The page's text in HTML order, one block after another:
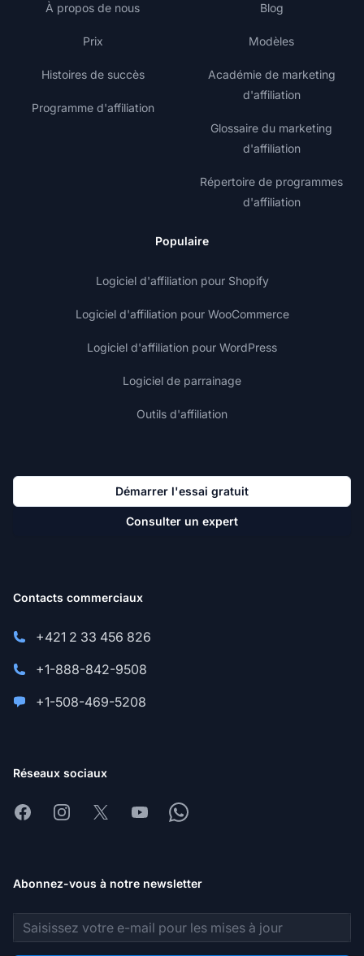
À propos de nous
Prix
Histoires de succès
Programme d'affiliation
Blog
Modèles
Académie de marketing
d'affiliation
Glossaire du marketing
d'affiliation
Répertoire de programmes
d'affiliation
Populaire
Logiciel d'affiliation pour Shopify
Logiciel d'affiliation pour WooCommerce
Logiciel d'affiliation pour WordPress
Logiciel de parrainage
Outils d'affiliation
Démarrer l'essai gratuit
Consulter un expert
Contacts commerciaux
+421 2 33 456 826
+1-888-842-9508
+1-508-469-5208
Réseaux sociaux
FacebookInstagram
X YoutubeWhatsapp
Abonnez-vous à notre newsletter
Adresse e-mail